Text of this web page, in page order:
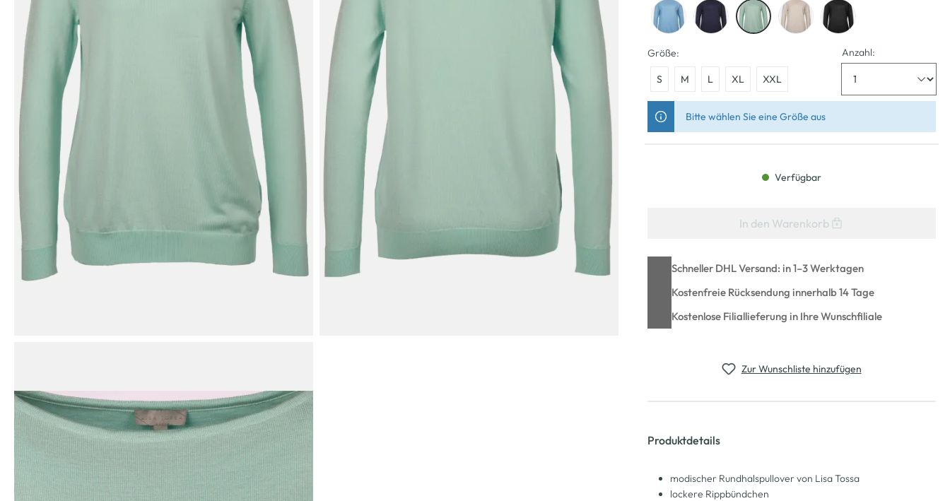
Größe:
S M L XL XXL
Anzahl:
Bitte wählen Sie eine Größe aus
Verfügbar
In den Warenkorb
Schneller DHL Versand: in 1–3 Werktagen
Kostenfreie Rücksendung innerhalb 14 Tage
Kostenlose Filiallieferung in Ihre Wunschfiliale
Zur Wunschliste hinzufügen
Produktdetails
modischer Rundhalspullover von Lisa Tossa
lockere Rippbündchen